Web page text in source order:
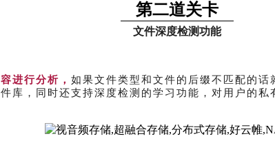
第二道关卡
文件深度检测功能
进行分析， 如果文件类型和文件的后缀不匹配的
库，同时还支持深度检测的学习功能，对用户的私